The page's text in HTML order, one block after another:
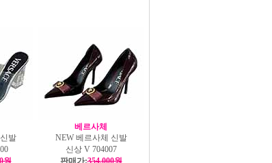
발
원
베르사체
NEW 베르사체 신발
신상 V 704007
판매가:354,000원